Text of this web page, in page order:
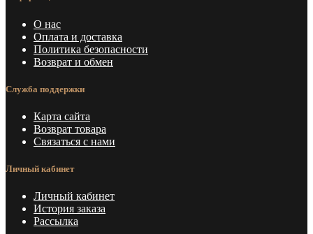
О нас
Оплата и доставка
Политика безопасности
Возврат и обмен
Служба поддержки
Карта сайта
Возврат товара
Связаться с нами
Личный кабинет
Личный кабинет
История заказа
Рассылка